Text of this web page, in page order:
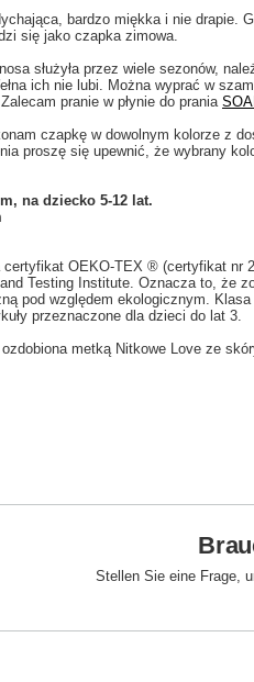
bardzo miękka i nie drapie.
się jako czapka zimowa.
służyła przez wiele sezonów,
ich nie lubi. Można wyprać w
pranie w płynie do prania
czapkę w dowolnym kolorze z
proszę się upewnić, że wybrany
na dziecko 5-12 lat.
certyfikat OEKO-TEX ® (certyfikat nr
Testing Institute. Oznacza to, że
pod względem ekologicznym.
przeznaczone dla dzieci do lat 3.
metką Nitkowe Love ze
Stellen Sie eine Frage,